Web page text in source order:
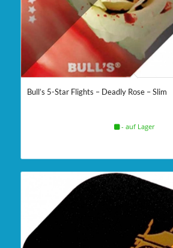
Bull’s 5-Star Flights – Deadly Rose – Slim
- auf Lager